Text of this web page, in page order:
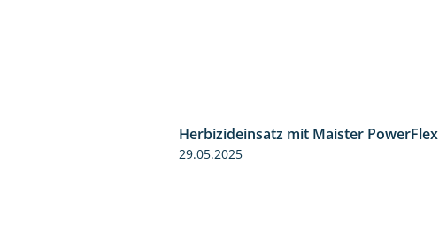
Herbizideinsatz mit Maister PowerFlex
29.05.2025